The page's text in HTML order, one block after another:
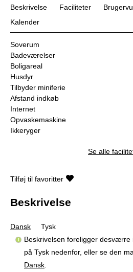
Beskrivelse Faciliteter
Kalender
Soverum
Badeværelser
Boligareal
Husdyr
Tilbyder miniferie
Afstand indkøb
Internet
Opvaskemaskine
Ikkeryger
Se alle
Tilføj til favoritter
Beskrivelse
Dansk
Tysk
Beskrivelsen foreligger desværre
på Tysk nedenfor, eller se den
Dansk